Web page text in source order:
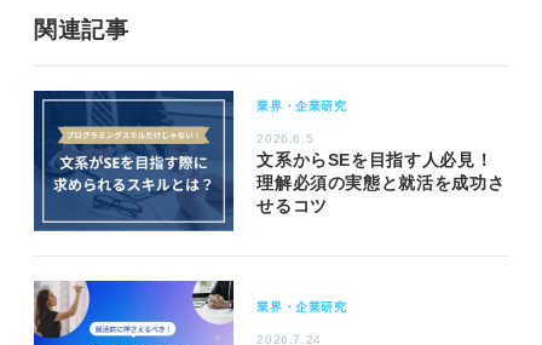
関連記事
業界・企業研究
2026.6.5
文系からSEを目指す人必見！
理解必須の実態と就活を成功さ
せるコツ
業界・企業研究
2026.7.24